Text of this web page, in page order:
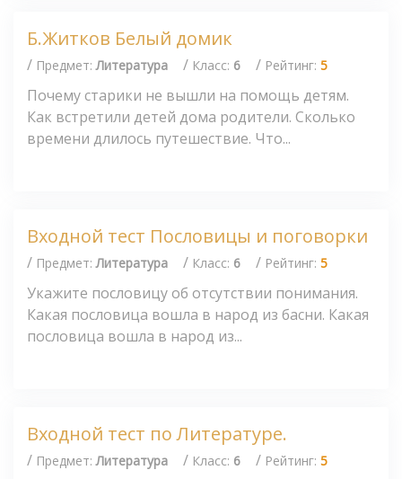
Б.Житков Белый домик
/ Предмет:Литература / Класс: 6 / Рейтинг: 5
Почему старики не вышли на помощь детям.
Как встретили детей дома родители. Сколько
времени длилось путешествие. Что...
Входной тест Пословицы и поговорки
/ Предмет:Литература / Класс: 6 / Рейтинг: 5
Укажите пословицу об отсутствии понимания.
Какая пословица вошла в народ из басни. Какая
пословица вошла в народ из...
Входной тест по Литературе.
/ Предмет:Литература / Класс: 6 / Рейтинг: 5